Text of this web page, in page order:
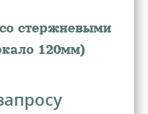
стержневыми
120мм)